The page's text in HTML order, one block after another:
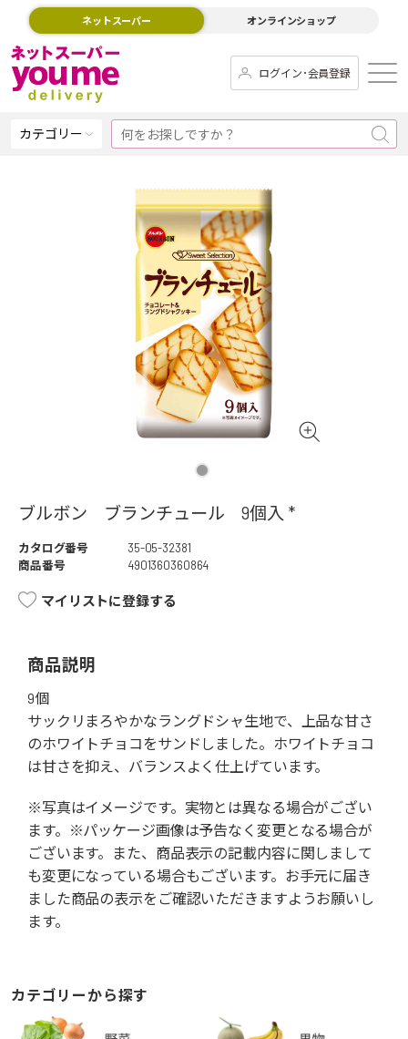
ネットスーパー オンラインショップ
ログイン･会員登録
カテゴリー
ブルボン ブランチュール 9個入 *
カタログ番号
35-05-32381
商品番号
4901360360864
マイリストに登録する
商品説明
9個
サックリまろやかなラングドシャ生地で、上品な甘さ
のホワイトチョコをサンドしました。ホワイトチョコ
は甘さを抑え、バランスよく仕上げています。
※写真はイメージです。実物とは異なる場合がござい
ます。※パッケージ画像は予告なく変更となる場合が
ございます。また、商品表示の記載内容に関しまして
も変更になっている場合もございます。お手元に届き
ました商品の表示をご確認いただきますようお願いし
ます。
カテゴリーから探す